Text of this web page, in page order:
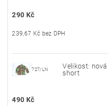
290 Kč
239,67 Kč bez DPH
727/LN
Velikost:
short
490 Kč